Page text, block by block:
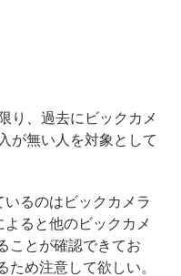
り、過去にビックカメ
が無い人を対象として
るのはビックカメラ
ると他のビックカメ
ことが確認できてお
ため注意して欲しい。